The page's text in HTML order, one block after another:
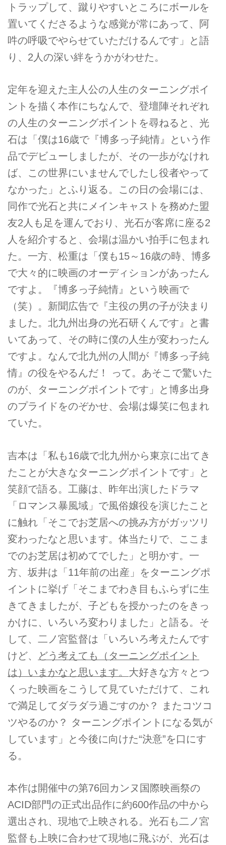
トラップして、蹴りやすいところにボールを
置いてくださるような感覚が常にあって、阿
吽の呼吸でやらせていただけるんです」と語
り、2人の深い絆をうかがわせた。
定年を迎えた主人公の人生のターニングポイ
ントを描く本作にちなんで、登壇陣それぞれ
の人生のターニングポイントを尋ねると、光
石は「僕は16歳で『博多っ子純情』という作
品でデビューしましたが、その一歩がなけれ
ば、この世界にいませんでしたし役者やって
なかった」とふり返る。この日の会場には、
同作で光石と共にメインキャストを務めた盟
友2人も足を運んでおり、光石が客席に座る2
人を紹介すると、会場は温かい拍手に包まれ
た。一方、松重は「僕も15～16歳の時、博多
で大々的に映画のオーディションがあったん
ですよ。『博多っ子純情』という映画で
（笑）。新聞広告で『主役の男の子が決まり
ました。北九州出身の光石研くんです』と書
いてあって、その時に僕の人生が変わったん
ですよ。なんで北九州の人間が『博多っ子純
情』の役をやるんだ！ って。あそこで驚いた
のが、ターニングポイントです」と博多出身
のプライドをのぞかせ、会場は爆笑に包まれ
ていた。
吉本は「私も16歳で北九州から東京に出てき
たことが大きなターニングポイントです」と
笑顔で語る。工藤は、昨年出演したドラマ
「ロマンス暴風域」で風俗嬢役を演じたこと
に触れ「そこでお芝居への挑み方がガッツリ
変わったなと思います。体当たりで、ここま
でのお芝居は初めてでした」と明かす。一
方、坂井は「11年前の出産」をターニングポ
イントに挙げ「そこまでわき目もふらずに生
きてきましたが、子どもを授かったのをきっ
かけに、いろいろ変わりました」と語る。そ
して、二ノ宮監督は「いろいろ考えたんです
けど、
どう考えても（ターニングポイント
は）いまかなと思います。 大好きな方々とつ
くった映画をこうして見ていただけて、これ
で満足してダラダラ過ごすのか？ またコツコ
ツやるのか？ ターニングポイントになる気が
しています」と今後に向けた“決意”を口にす
る。
本作は開催中の第76回カンヌ国際映画祭の
ACID部門の正式出品作に約600作品の中から
選出され、現地で上映される。光石も二ノ宮
監督も上映に合わせて現地に飛ぶが、光石は